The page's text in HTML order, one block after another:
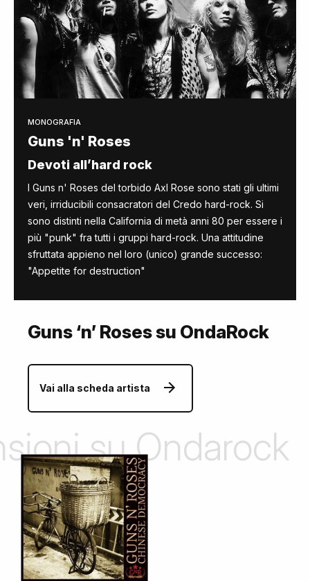
MONOGRAFIA
Guns 'n' Roses
Devoti all’hard rock
I Guns n' Roses del torbido Axl Rose sono stati gli ultimi
veri, irriducibili consacratori del Credo hard-rock. Si
sono distinti nella California di metà anni 80 per essere i
più "punk" fra tutti i gruppi hard-rock. Una attitudine
sfruttata appieno nel loro (unico) grande successo:
"Appetite for destruction"
Guns ‘n’ Roses su OndaRock
Vai alla scheda artista
su Ondarock